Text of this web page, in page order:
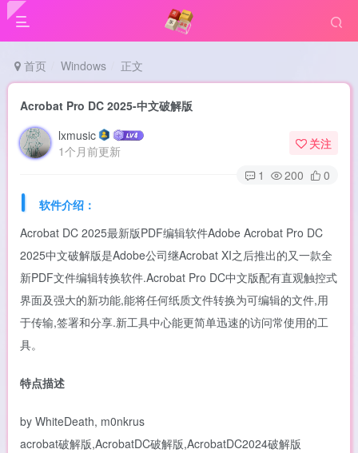
首页 Windows 正文
Acrobat Pro DC 2025-中文破解版
lxmusic
1个月前更新
关注
1
200
0
软件介绍：
Acrobat DC 2025最新版PDF编辑软件Adobe Acrobat Pro DC
2025中文破解版是Adobe公司继Acrobat XI之后推出的又一款全
新PDF文件编辑转换软件.Acrobat Pro DC中文版配有直观触控式
界面及强大的新功能,能将任何纸质文件转换为可编辑的文件,用
于传输,签署和分享.新工具中心能更简单迅速的访问常使用的工
具。
特点描述
by WhiteDeath, m0nkrus
acrobat破解版,AcrobatDC破解版,AcrobatDC2024破解版